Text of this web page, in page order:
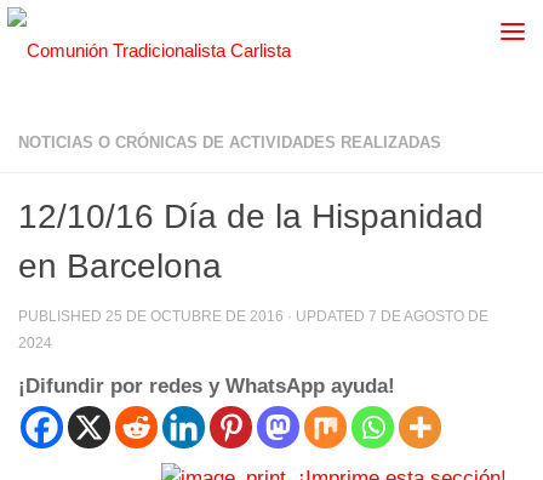
NOTICIAS O CRÓNICAS DE ACTIVIDADES REALIZADAS
12/10/16 Día de la Hispanidad
en Barcelona
PUBLISHED 25 DE OCTUBRE DE 2016 · UPDATED 7 DE AGOSTO DE
2024
¡Difundir por redes y WhatsApp ayuda!